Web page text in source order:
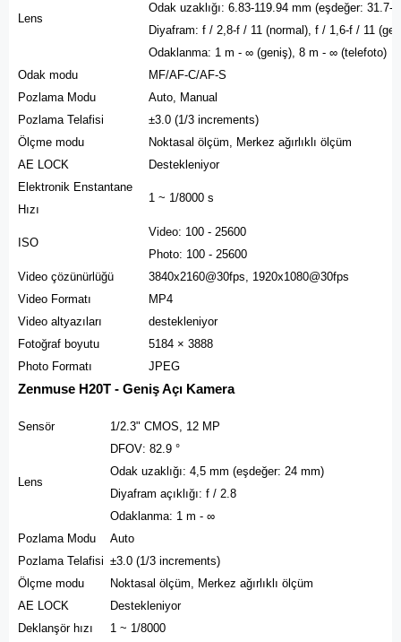
Lens
Odak uzaklığı: 6.83-119.94 mm (eşdeğer: 31.7-
Diyafram: f / 2,8-f / 11 (normal), f / 1,6-f / 11
Odaklanma: 1 m - ∞ (geniş), 8 m - ∞ (telefoto)
Odak modu
MF/AF-C/AF-S
Pozlama Modu
Auto, Manual
Pozlama Telafisi
±3.0 (1/3 increments)
Ölçme modu
Noktasal ölçüm, Merkez ağırlıklı ölçüm
AE LOCK
Destekleniyor
Elektronik Enstantane
Hızı
1 ~ 1/8000 s
ISO
Video: 100 - 25600
Photo: 100 - 25600
Video çözünürlüğü
3840x2160@30fps, 1920x1080@30fps
Video Formatı
MP4
Video altyazıları
destekleniyor
Fotoğraf boyutu
5184 × 3888
Photo Formatı
JPEG
Zenmuse H20T - Geniş Açı Kamera
Sensör 1/2.3" CMOS, 12 MP
Lens
DFOV: 82.9 °
Odak uzaklığı: 4,5 mm (eşdeğer: 24 mm)
Diyafram açıklığı: f / 2.8
Odaklanma: 1 m - ∞
Pozlama Modu
Auto
Pozlama Telafisi ±3.0 (1/3 increments)
Ölçme modu
Noktasal ölçüm, Merkez ağırlıklı ölçüm
AE LOCK
Destekleniyor
Deklanşör hızı
1 ~ 1/8000